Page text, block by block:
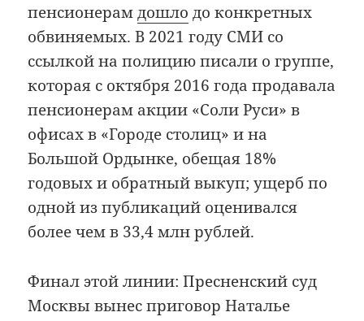
пенсионерамдошло до конкретных
обвиняемых. В 2021 году СМИ со
ссылкой на полицию писали о группе,
которая с октября 2016 года продавала
пенсионерам акции «Соли Руси» в
офисах в «Городе столиц» и на
Большой Ордынке, обещая 18%
годовых и обратный выкуп; ущерб по
одной из публикаций оценивался
более чем в 33,4 млн рублей.
Финал этой линии: Пресненский суд
Москвы вынес приговор Наталье